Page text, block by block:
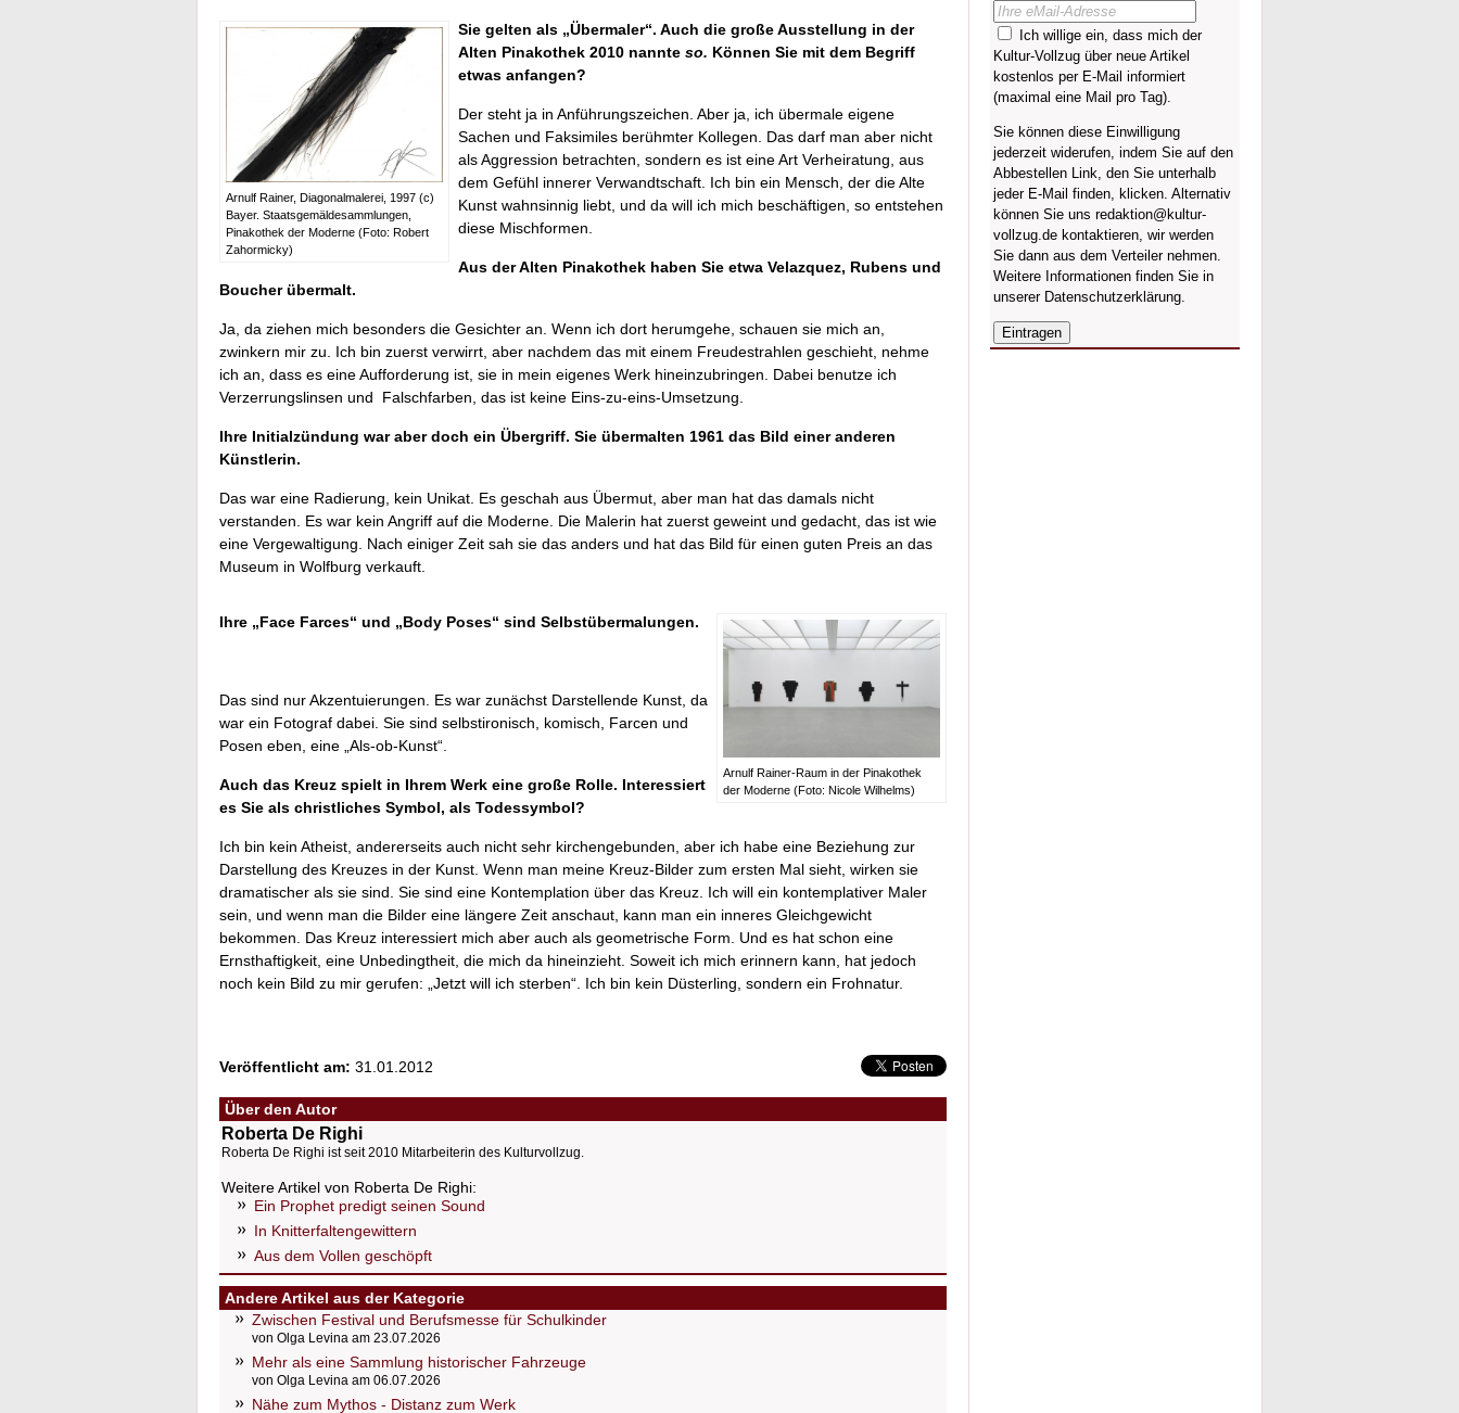
Arnulf Rainer, Diagonalmalerei, 1997 (c)
Bayer. Staatsgemäldesammlungen,
Pinakothek der Moderne (Foto: Robert
Zahormicky)
Sie gelten als „Übermaler“. Auch die große Ausstellung in der
Alten Pinakothek 2010 nannte so. Können Sie mit dem Begriff
etwas anfangen?
Der steht ja in Anführungszeichen. Aber ja, ich übermale eigene
Sachen und Faksimiles berühmter Kollegen. Das darf man aber nicht
als Aggression betrachten, sondern es ist eine Art Verheiratung, aus
dem Gefühl innerer Verwandtschaft. Ich bin ein Mensch, der die Alte
Kunst wahnsinnig liebt, und da will ich mich beschäftigen, so entstehen
diese Mischformen.
Aus der Alten Pinakothek haben Sie etwa Velazquez, Rubens und
Boucher übermalt.
Ja, da ziehen mich besonders die Gesichter an. Wenn ich dort herumgehe, schauen sie mich an,
zwinkern mir zu. Ich bin zuerst verwirrt, aber nachdem das mit einem Freudestrahlen geschieht, nehme
ich an, dass es eine Aufforderung ist, sie in mein eigenes Werk hineinzubringen. Dabei benutze ich
Verzerrungslinsen und Falschfarben, das ist keine Eins-zu-eins-Umsetzung.
Ihre Initialzündung war aber doch ein Übergriff. Sie übermalten 1961 das Bild einer anderen
Künstlerin.
Das war eine Radierung, kein Unikat. Es geschah aus Übermut, aber man hat das damals nicht
verstanden. Es war kein Angriff auf die Moderne. Die Malerin hat zuerst geweint und gedacht, das ist wie
eine Vergewaltigung. Nach einiger Zeit sah sie das anders und hat das Bild für einen guten Preis an das
Museum in Wolfburg verkauft.
Arnulf Rainer-Raum in der Pinakothek
der Moderne (Foto: Nicole Wilhelms)
Ihre „Face Farces“ und „Body Poses“ sind Selbstübermalungen.
Das sind nur Akzentuierungen. Es war zunächst Darstellende Kunst, da
war ein Fotograf dabei. Sie sind selbstironisch, komisch, Farcen und
Posen eben, eine „Als-ob­-Kunst“.
Auch das Kreuz spielt in Ihrem Werk eine große Rolle. Interessiert
es Sie als christliches Symbol, als Todessymbol?
Ich bin kein Atheist, andererseits auch nicht sehr kirchengebunden, aber ich habe eine Beziehung zur
Darstellung des Kreuzes in der Kunst. Wenn man meine Kreuz-Bilder zum ersten Mal sieht, wirken sie
dramatischer als sie sind. Sie sind eine Kontemplation über das Kreuz. Ich will ein kontemplativer Maler
sein, und wenn man die Bilder eine längere Zeit anschaut, kann man ein inneres Gleichgewicht
bekommen. Das Kreuz interessiert mich aber auch als geometrische Form. Und es hat schon eine
Ernsthaftigkeit, eine Unbedingtheit, die mich da hineinzieht. Soweit ich mich erinnern kann, hat jedoch
noch kein Bild zu mir gerufen: „Jetzt will ich sterben“. Ich bin kein Düsterling, sondern ein Frohnatur.
Veröffentlicht am: 31.01.2012
Über den Autor
Roberta De Righi
Roberta De Righi ist seit 2010 Mitarbeiterin des Kulturvollzug.
Weitere Artikel von Roberta De Righi:
Ein Prophet predigt seinen Sound
In Knitterfaltengewittern
Aus dem Vollen geschöpft
Andere Artikel aus der Kategorie
Zwischen Festival und Berufsmesse für Schulkinder
von Olga Levina am 23.07.2026
Mehr als eine Sammlung historischer Fahrzeuge
von Olga Levina am 06.07.2026
Nähe zum Mythos - Distanz zum Werk
Ich willige ein, dass mich der
Kultur-Vollzug über neue Artikel
kostenlos per E-Mail informiert
(maximal eine Mail pro Tag).
Sie können diese Einwilligung
jederzeit widerufen, indem Sie auf den
Abbestellen Link, den Sie unterhalb
jeder E-Mail finden, klicken. Alternativ
können Sie uns redaktion@kultur-
vollzug.de kontaktieren, wir werden
Sie dann aus dem Verteiler nehmen.
Weitere Informationen finden Sie in
unserer Datenschutzerklärung.